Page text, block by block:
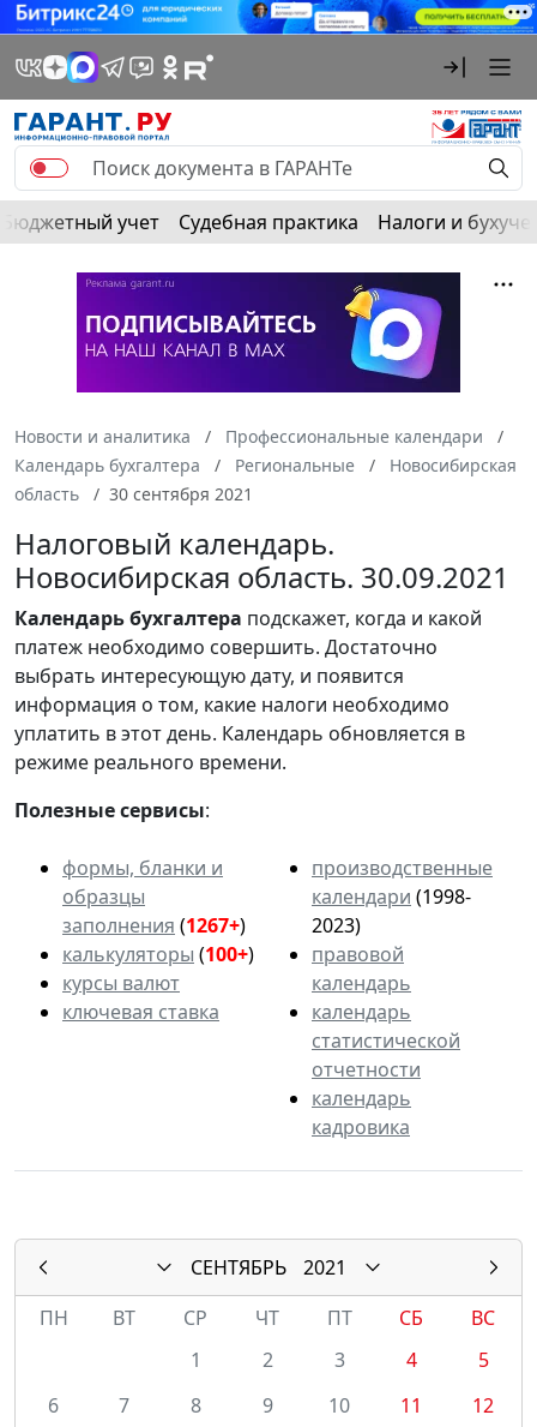
Бюджетный учет Судебная практика Налоги и
Новости и аналитика
Профессиональные календари
Календарь бухгалтера
Региональные
Новосибирская
область
30 сентября 2021
Налоговый календарь.
Новосибирская область. 30.09.2021
Календарьбухгалтера подскажет, когда и какой
платеж необходимо совершить. Достаточно
выбрать интересующую дату, и появится
информация о том, какие налоги необходимо
уплатить в этот день. Календарь обновляется в
режиме реального времени.
Полезные сервисы:
формы, бланки и
образцы
заполнения (1267+)
калькуляторы (100+)
курсы валют
ключевая ставка
производственные
календари (1998-
2023)
правовой
календарь
календарь
статистической
отчетности
календарь
кадровика
СЕНТЯБРЬ
2021
ПН
ВТ СР ЧТ ПТ СБ
ВС
1
2 3 4
5
6
7 8 9 10 11
12